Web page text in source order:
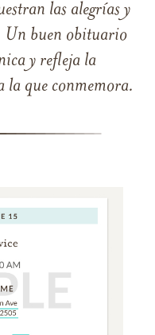
las alegrías y
Un buen obituario
y refleja la
la que conmemora.